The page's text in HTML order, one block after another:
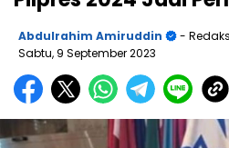
Abdulrahim Amiruddin
-
Sabtu, 9 September 2023